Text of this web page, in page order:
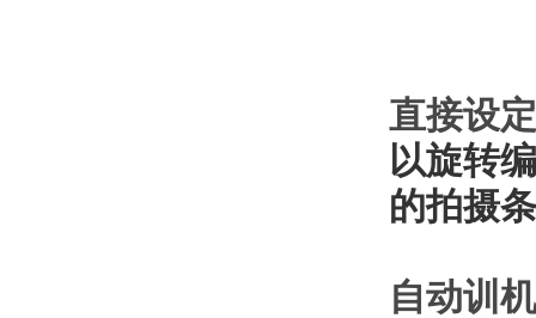
直接设
以旋转
的拍摄
自动训